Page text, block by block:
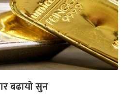
बढायो सुन